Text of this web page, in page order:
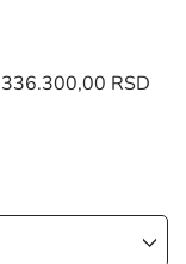
RSD